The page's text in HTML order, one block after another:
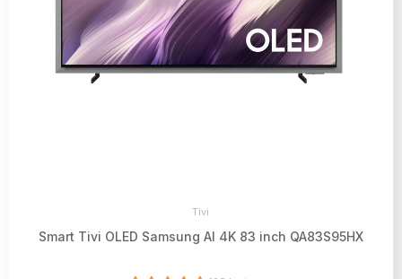
Tivi
Smart Tivi OLED Samsung AI 4K 83 inch QA83S95HX